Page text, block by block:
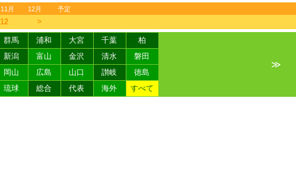
11月 12月 予定
12 ＞
群馬 浦和 大宮 千葉
柏
新潟 富山 金沢 清水
磐田
岡山 広島 山口 讃岐
徳島
琉球 総合 代表 海外 すべて
≫